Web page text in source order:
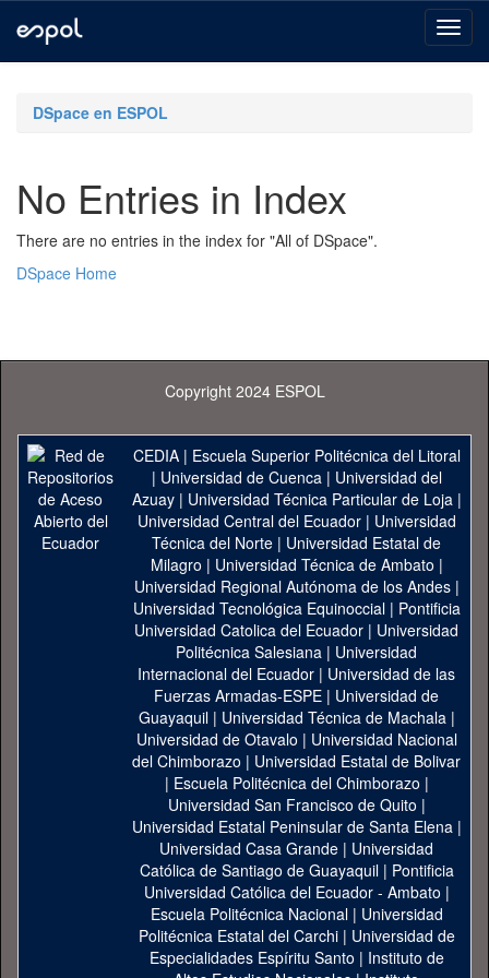
navigationDSpace en ESPOL
No Entries in Index
There are no entries in the index for "All of DSpace".
DSpace Home
Copyright 2024 ESPOL
CEDIA| Escuela Superior Politécnica del Litoral
| Universidad de Cuenca| Universidad del
Azuay| Universidad Técnica Particular de Loja|
Universidad Central del Ecuador| Universidad
Técnica del Norte | Universidad Estatal de
Milagro | Universidad Técnica de Ambato |
Universidad Regional Autónoma de los Andes|
Universidad Tecnológica Equinoccial| Pontificia
Universidad Catolica del Ecuador | Universidad
Politécnica Salesiana | Universidad
Internacional del Ecuador | Universidad de las
Fuerzas Armadas-ESPE | Universidad de
Guayaquil| Universidad Técnica de Machala|
Universidad de Otavalo | Universidad Nacional
del Chimborazo | Universidad Estatal de Bolivar
| Escuela Politécnica del Chimborazo |
Universidad San Francisco de Quito |
Universidad Estatal Peninsular de Santa Elena|
Universidad Casa Grande | Universidad
Católica de Santiago de Guayaquil| Pontificia
Universidad Católica del Ecuador - Ambato |
Escuela Politécnica Nacional| Universidad
Politécnica Estatal del Carchi| Universidad de
Especialidades Espíritu Santo | Instituto de